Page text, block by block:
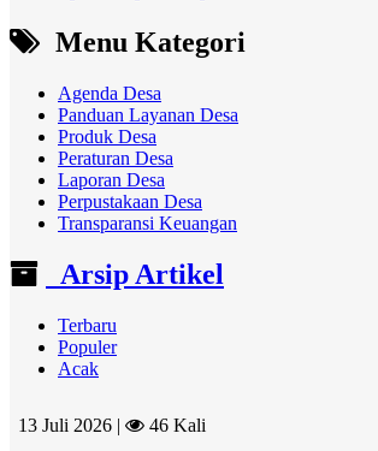
Menu Kategori
Agenda Desa
Panduan Layanan Desa
Produk Desa
Peraturan Desa
Laporan Desa
Perpustakaan Desa
Transparansi Keuangan
Arsip Artikel
Terbaru
Populer
Acak
13 Juli 2026 | 46 Kali